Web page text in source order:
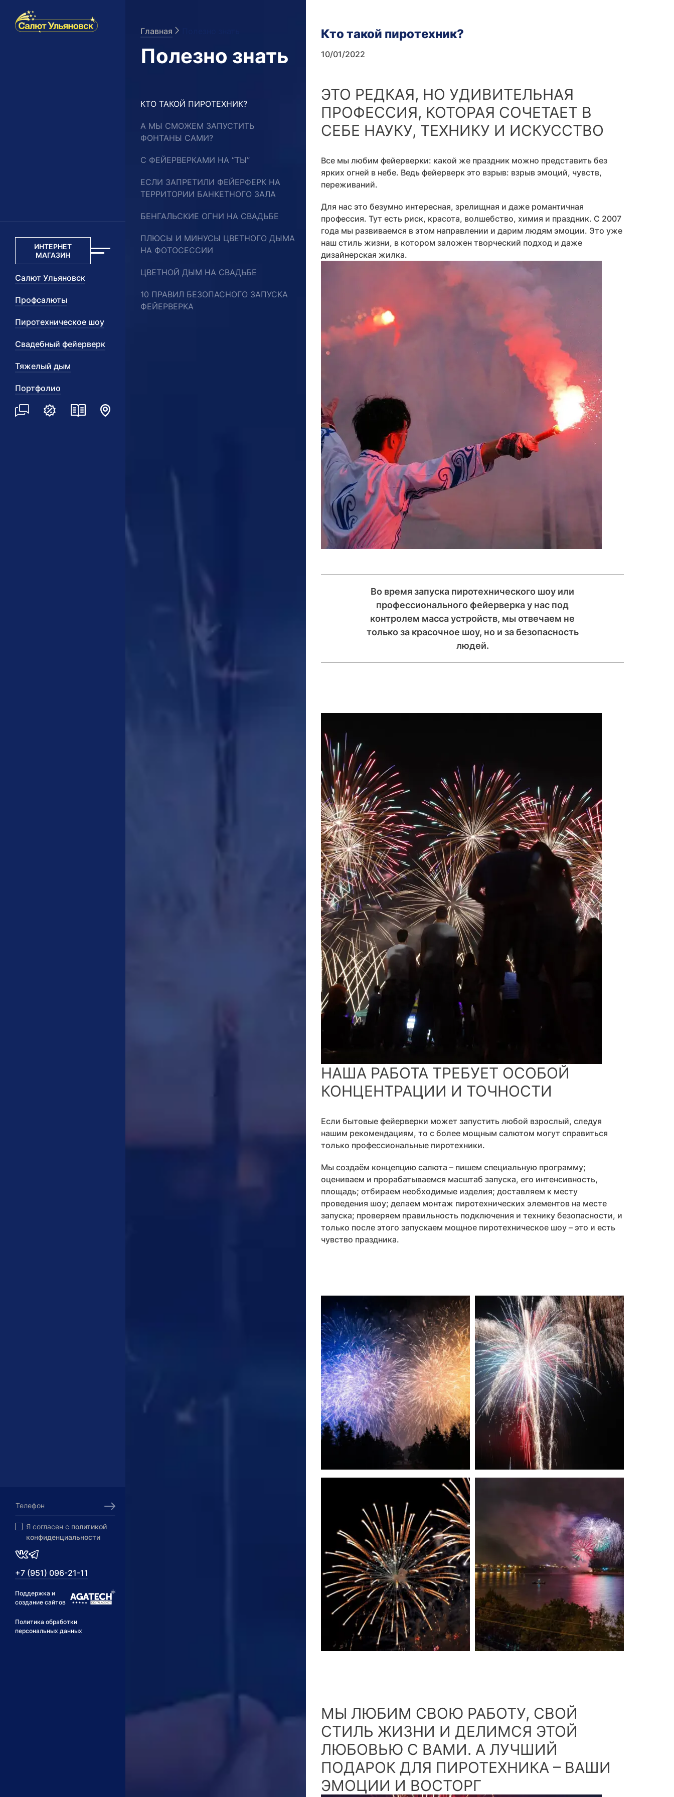
ИНТЕРНЕТ
МАГАЗИН
Салют Ульяновск
Профсалюты
Пиротехническое шоу
Свадебный фейерверк
Тяжелый дым
Портфолио
Я согласен с политикой
конфиденциальности
+7 (951) 096-21-11
Поддержка и
создание сайтов
Политика обработки
персональных данных
Главная
Полезно знать
КТО ТАКОЙ ПИРОТЕХНИК?
А МЫ СМОЖЕМ ЗАПУСТИТЬ
ФОНТАНЫ САМИ?
С ФЕЙЕРВЕРКАМИ НА “ТЫ”
ЕСЛИ ЗАПРЕТИЛИ ФЕЙЕРФЕРК НА
ТЕРРИТОРИИ БАНКЕТНОГО ЗАЛА
БЕНГАЛЬСКИЕ ОГНИ НА СВАДЬБЕ
ПЛЮСЫ И МИНУСЫ ЦВЕТНОГО ДЫМА
НА ФОТОСЕССИИ
ЦВЕТНОЙ ДЫМ НА СВАДЬБЕ
10 ПРАВИЛ БЕЗОПАСНОГО ЗАПУСКА
ФЕЙЕРВЕРКА
Кто такой пиротехник?
10/01/2022
ЭТО РЕДКАЯ, НО УДИВИТЕЛЬНАЯ
ПРОФЕССИЯ, КОТОРАЯ СОЧЕТАЕТ В
СЕБЕ НАУКУ, ТЕХНИКУ И ИСКУССТВО
Все мы любим фейерверки: какой же праздник можно представить без
ярких огней в небе. Ведь фейерверк это взрыв: взрыв эмоций, чувств,
переживаний.
Для нас это безумно интересная, зрелищная и даже романтичная
профессия. Тут есть риск, красота, волшебство, химия и праздник. С 2007
года мы развиваемся в этом направлении и дарим людям эмоции. Это уже
наш стиль жизни, в котором заложен творческий подход и даже
дизайнерская жилка.
Во время запуска пиротехнического шоу или
профессионального фейерверка у нас под
контролем масса устройств, мы отвечаем не
только за красочное шоу, но и за безопасность
людей.
НАША РАБОТА ТРЕБУЕТ ОСОБОЙ
КОНЦЕНТРАЦИИ И ТОЧНОСТИ
Если бытовые фейерверки может запустить любой взрослый, следуя
нашим рекомендациям, то с более мощным салютом могут справиться
только профессиональные пиротехники.
Мы создаём концепцию салюта – пишем специальную программу;
оцениваем и прорабатываемся масштаб запуска, его интенсивность,
площадь; отбираем необходимые изделия; доставляем к месту
проведения шоу; делаем монтаж пиротехнических элементов на месте
запуска; проверяем правильность подключения и технику безопасности, и
только после этого запускаем мощное пиротехническое шоу – это и есть
чувство праздника.
МЫ ЛЮБИМ СВОЮ РАБОТУ, СВОЙ
СТИЛЬ ЖИЗНИ И ДЕЛИМСЯ ЭТОЙ
ЛЮБОВЬЮ С ВАМИ. А ЛУЧШИЙ
ПОДАРОК ДЛЯ ПИРОТЕХНИКА – ВАШИ
ЭМОЦИИ И ВОСТОРГ